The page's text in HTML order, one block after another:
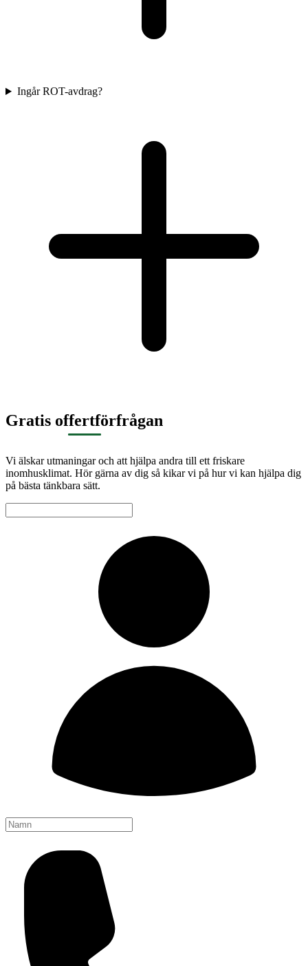
Ingår ROT-avdrag?
Gratis offertförfrågan
Vi älskar utmaningar och att hjälpa andra till ett friskare
inomhusklimat. Hör gärna av dig så kikar vi på hur vi kan hjälpa dig
på bästa tänkbara sätt.